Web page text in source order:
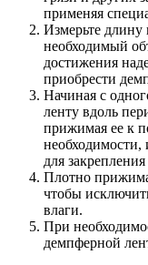
применяя
Измерьте
необходимый
достижения
приобрести
Начиная с
ленту вдоль
прижимая ее к
необходимости,
для
Плотно
чтобы
влаги.
При
демпферной